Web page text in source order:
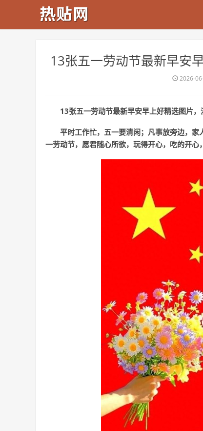
​13张五一劳动节最新早安
2026-
13张五一劳动节最新早安早上好精选图片，
平时工作忙，五一要清闲；凡事放旁边，
一劳动节，愿君随心所欲，玩得开心，吃的开心